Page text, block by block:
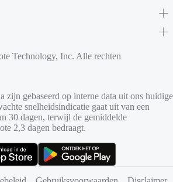
Technology, Inc. Alle rechten
zijn gebaseerd op interne data uit ons huidige
snelheidsindicatie gaat uit van een
30 dagen, terwijl de gemiddelde
2,3 dagen bedraagt.